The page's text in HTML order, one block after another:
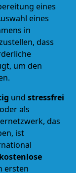
eines
eines
in
dass
um den
und stressfrei
oder als
das
ist
ersten